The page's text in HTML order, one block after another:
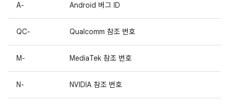
A- Android 버그 ID
QC- Qualcomm 참조 번호
M- MediaTek 참조 번호
N- NVIDIA 참조 번호